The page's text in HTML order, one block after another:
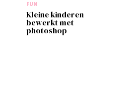
FUN
Kleine kinderen
bewerkt met
photoshop